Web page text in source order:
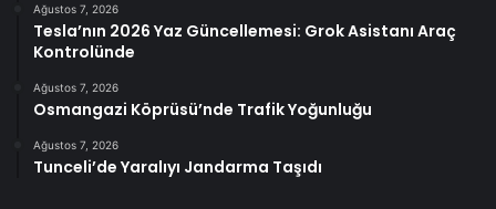
Ağustos 7, 2026
Tesla’nın 2026 Yaz Güncellemesi: Grok Asistanı Araç
Kontrolünde
Ağustos 7, 2026
Osmangazi Köprüsü’nde Trafik Yoğunluğu
Ağustos 7, 2026
Tunceli’de Yaralıyı Jandarma Taşıdı